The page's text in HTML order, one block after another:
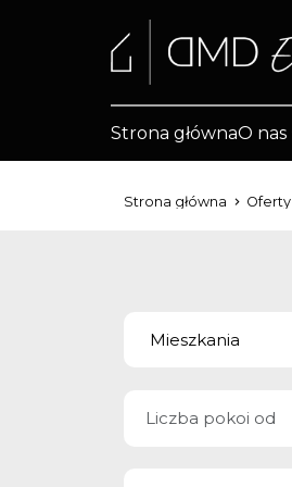
Strona głównaO nas
Strona główna Oferty